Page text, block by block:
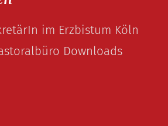
im Erzbistum Köln
Downloads